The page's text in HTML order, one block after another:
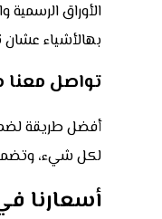
الأوراق
بهالأشياء
تواصل معنا
أفضل طريقة
لكل شيء،
أسعارنا